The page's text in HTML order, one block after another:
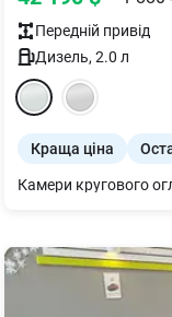
Передній привід
Дизель, 2.0 л
Краща ціна